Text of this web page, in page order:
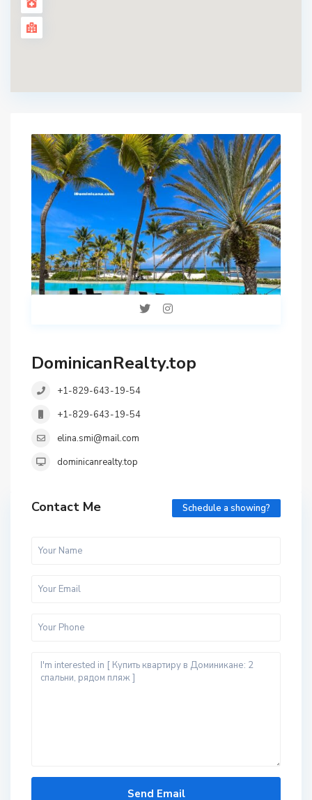
DominicanRealty.top
+1-829-643-19-54
+1-829-643-19-54
elina.smi@mail.com
dominicanrealty.top
Contact Me Schedule a showing?